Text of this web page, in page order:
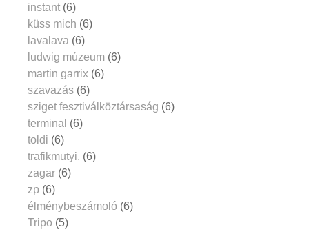
instant (6)
küss mich (6)
lavalava (6)
ludwig múzeum (6)
martin garrix (6)
szavazás (6)
sziget fesztiválköztársaság (6)
terminal (6)
toldi (6)
trafikmutyi. (6)
zagar (6)
zp (6)
élménybeszámoló (6)
Tripo (5)